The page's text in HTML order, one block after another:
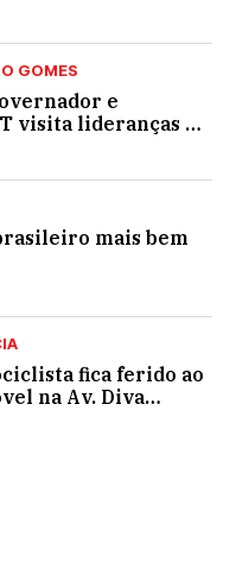
GOMES
e
visita lideranças do
a reeleição
mais bem
fica ferido ao
na Av. Diva
CNH